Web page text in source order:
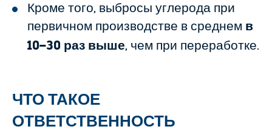
Кроме того, выбросы углерода при
первичном производстве в среднем в
10–30 раз выше, чем при переработке.
ЧТО ТАКОЕ
ОТВЕТСТВЕННОСТЬ